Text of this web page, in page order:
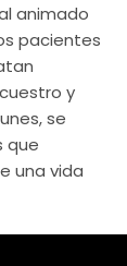
animado
pacientes
y
se
que
una vida